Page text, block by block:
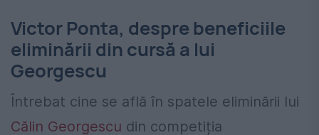
Victor Ponta, despre beneficiile
eliminării din cursă a lui
Georgescu
Întrebat cine se află în spatele eliminării lui
Călin Georgescu din competiția